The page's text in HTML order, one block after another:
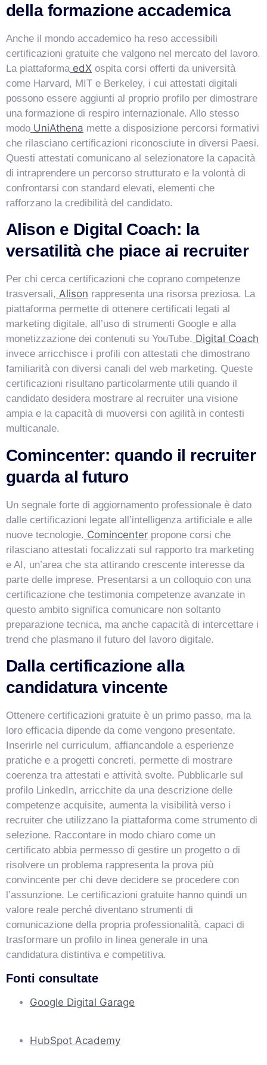
della formazione accademica
Anche il mondo accademico ha reso accessibili
certificazioni gratuite che valgono nel mercato del lavoro.
La piattaforma edX ospita corsi offerti da università
come Harvard, MIT e Berkeley, i cui attestati digitali
possono essere aggiunti al proprio profilo per dimostrare
una formazione di respiro internazionale. Allo stesso
modo UniAthena mette a disposizione percorsi formativi
che rilasciano certificazioni riconosciute in diversi Paesi.
Questi attestati comunicano al selezionatore la capacità
di intraprendere un percorso strutturato e la volontà di
confrontarsi con standard elevati, elementi che
rafforzano la credibilità del candidato.
Alison e Digital Coach: la
versatilità che piace ai recruiter
Per chi cerca certificazioni che coprano competenze
trasversali, Alison rappresenta una risorsa preziosa. La
piattaforma permette di ottenere certificati legati al
marketing digitale, all’uso di strumenti Google e alla
monetizzazione dei contenuti su YouTube. Digital Coach
invece arricchisce i profili con attestati che dimostrano
familiarità con diversi canali del web marketing. Queste
certificazioni risultano particolarmente utili quando il
candidato desidera mostrare al recruiter una visione
ampia e la capacità di muoversi con agilità in contesti
multicanale.
Comincenter: quando il recruiter
guarda al futuro
Un segnale forte di aggiornamento professionale è dato
dalle certificazioni legate all’intelligenza artificiale e alle
nuove tecnologie. Comincenter propone corsi che
rilasciano attestati focalizzati sul rapporto tra marketing
e AI, un’area che sta attirando crescente interesse da
parte delle imprese. Presentarsi a un colloquio con una
certificazione che testimonia competenze avanzate in
questo ambito significa comunicare non soltanto
preparazione tecnica, ma anche capacità di intercettare i
trend che plasmano il futuro del lavoro digitale.
Dalla certificazione alla
candidatura vincente
Ottenere certificazioni gratuite è un primo passo, ma la
loro efficacia dipende da come vengono presentate.
Inserirle nel curriculum, affiancandole a esperienze
pratiche e a progetti concreti, permette di mostrare
coerenza tra attestati e attività svolte. Pubblicarle sul
profilo LinkedIn, arricchite da una descrizione delle
competenze acquisite, aumenta la visibilità verso i
recruiter che utilizzano la piattaforma come strumento di
selezione. Raccontare in modo chiaro come un
certificato abbia permesso di gestire un progetto o di
risolvere un problema rappresenta la prova più
convincente per chi deve decidere se procedere con
l’assunzione. Le certificazioni gratuite hanno quindi un
valore reale perché diventano strumenti di
comunicazione della propria professionalità, capaci di
trasformare un profilo in linea generale in una
candidatura distintiva e competitiva.
Fonti consultate
Google Digital Garage
HubSpot Academy